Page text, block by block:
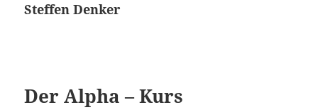
Steffen Denker
Der Alpha – Kurs